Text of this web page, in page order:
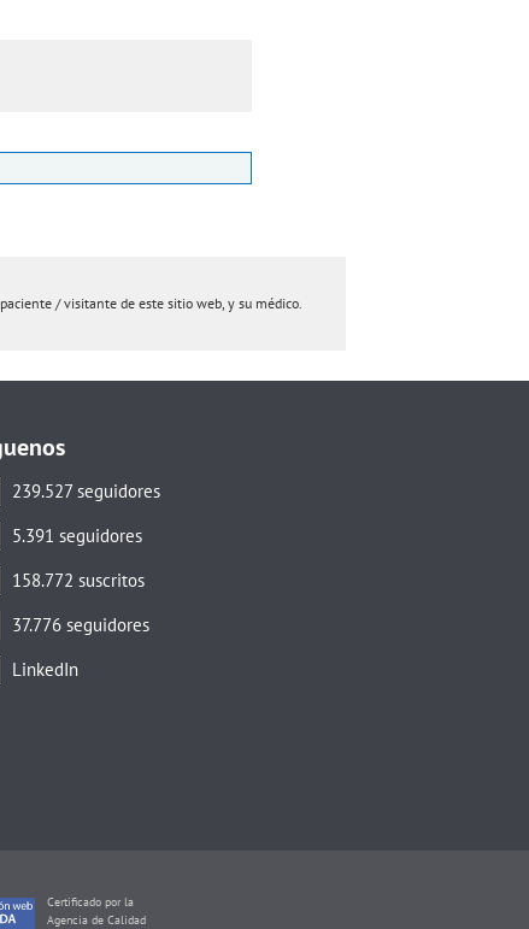
/ visitante de este sitio web, y su médico.
239.527 seguidores
5.391 seguidores
158.772 suscritos
37.776 seguidores
LinkedIn
Certificado por la
Agencia de Calidad